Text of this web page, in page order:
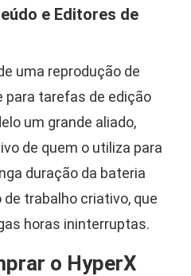
e Editores de
uma reprodução de
para tarefas de edição
um grande aliado,
de quem o utiliza para
duração da bateria
trabalho criativo, que
horas ininterruptas.
o HyperX